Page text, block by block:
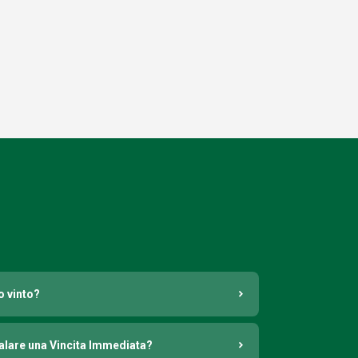
vinto?
una Vincita Immediata?